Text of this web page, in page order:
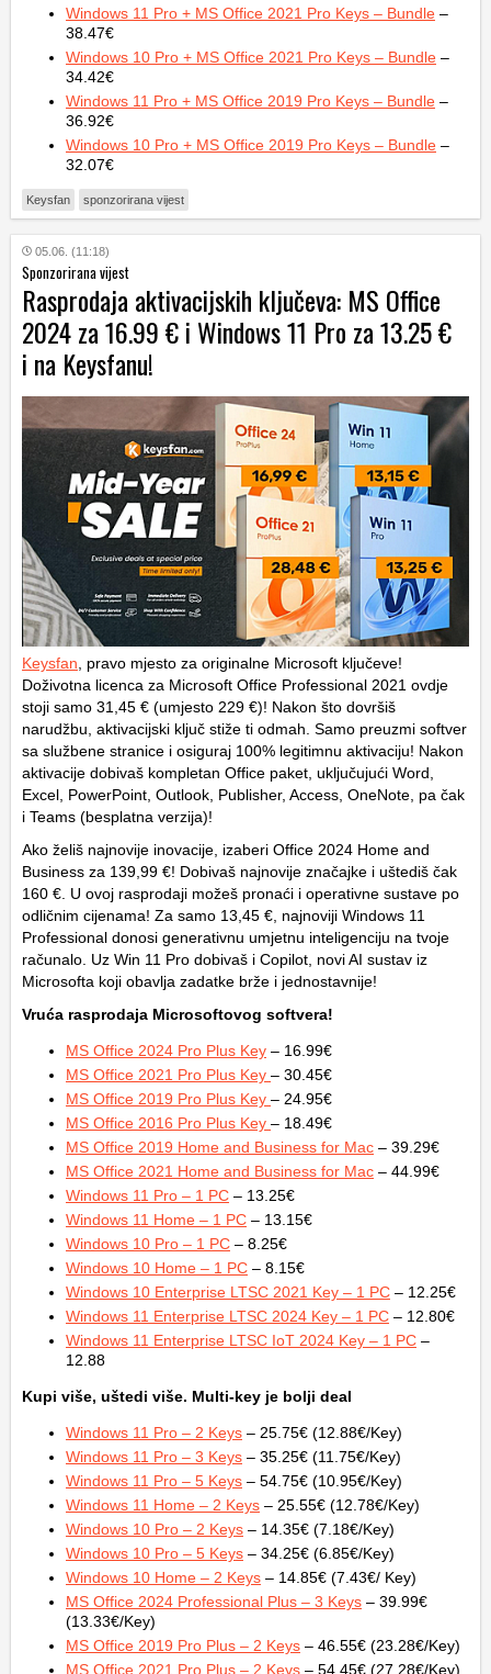
Windows 11 Pro + MS Office 2021 Pro Keys – Bundle –
38.47€
Windows 10 Pro + MS Office 2021 Pro Keys – Bundle –
34.42€
Windows 11 Pro + MS Office 2019 Pro Keys – Bundle –
36.92€
Windows 10 Pro + MS Office 2019 Pro Keys – Bundle –
32.07€
Keysfan sponzorirana vijest
05.06. (11:18)
Sponzorirana vijest
Rasprodaja aktivacijskih ključeva: MS Office
2024 za 16.99 € i Windows 11 Pro za 13.25 €
i na Keysfanu!
Keysfan , pravo mjesto za originalne Microsoft ključeve!
Doživotna licenca za Microsoft Office Professional 2021 ovdje
stoji samo 31,45 € (umjesto 229 €)! Nakon što dovršiš
narudžbu, aktivacijski ključ stiže ti odmah. Samo preuzmi softver
sa službene stranice i osiguraj 100% legitimnu aktivaciju! Nakon
aktivacije dobivaš kompletan Office paket, uključujući Word,
Excel, PowerPoint, Outlook, Publisher, Access, OneNote, pa čak
i Teams (besplatna verzija)!
Ako želiš najnovije inovacije, izaberi Office 2024 Home and
Business za 139,99 €! Dobivaš najnovije značajke i uštediš čak
160 €. U ovoj rasprodaji možeš pronaći i operativne sustave po
odličnim cijenama! Za samo 13,45 €, najnoviji Windows 11
Professional donosi generativnu umjetnu inteligenciju na tvoje
računalo. Uz Win 11 Pro dobivaš i Copilot, novi AI sustav iz
Microsofta koji obavlja zadatke brže i jednostavnije!
Vruća rasprodaja Microsoftovog softvera!
MS Office 2024 Pro Plus Key – 16.99€
MS Office 2021 Pro Plus Key – 30.45€
MS Office 2019 Pro Plus Key – 24.95€
MS Office 2016 Pro Plus Key – 18.49€
MS Office 2019 Home and Business for Mac – 39.29€
MS Office 2021 Home and Business for Mac – 44.99€
Windows 11 Pro – 1 PC – 13.25€
Windows 11 Home – 1 PC – 13.15€
Windows 10 Pro – 1 PC – 8.25€
Windows 10 Home – 1 PC – 8.15€
Windows 10 Enterprise LTSC 2021 Key – 1 PC – 12.25€
Windows 11 Enterprise LTSC 2024 Key – 1 PC – 12.80€
Windows 11 Enterprise LTSC IoT 2024 Key – 1 PC –
12.88
Kupi više, uštedi više. Multi-key je bolji deal
Windows 11 Pro – 2 Keys – 25.75€ (12.88€/Key)
Windows 11 Pro – 3 Keys – 35.25€ (11.75€/Key)
Windows 11 Pro – 5 Keys – 54.75€ (10.95€/Key)
Windows 11 Home – 2 Keys – 25.55€ (12.78€/Key)
Windows 10 Pro – 2 Keys – 14.35€ (7.18€/Key)
Windows 10 Pro – 5 Keys – 34.25€ (6.85€/Key)
Windows 10 Home – 2 Keys – 14.85€ (7.43€/ Key)
MS Office 2024 Professional Plus – 3 Keys – 39.99€
(13.33€/Key)
MS Office 2019 Pro Plus – 2 Keys – 46.55€ (23.28€/Key)
MS Office 2021 Pro Plus – 2 Keys – 54.45€ (27.28€/Key)